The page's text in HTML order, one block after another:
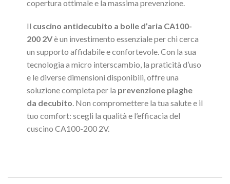
copertura ottimale e la massima prevenzione.
Il cuscino antidecubito a bolle d’aria CA100-
200 2Vè un investimento essenziale per chi cerca
un supporto affidabile e confortevole. Con la sua
tecnologia a micro interscambio, la praticità d’uso
e le diverse dimensioni disponibili, offre una
soluzione completa per la prevenzione piaghe
da decubito. Non compromettere la tua salute e il
tuo comfort: scegli la qualità e l’efficacia del
cuscino CA100-200 2V.